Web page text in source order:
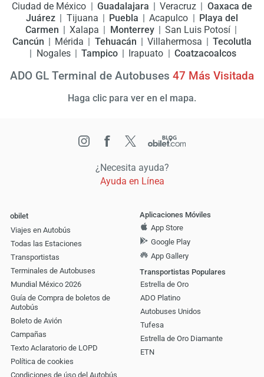
Ciudad de México Guadalajara Veracruz
Oaxaca de
Juárez
Tijuana Puebla Acapulco
Playa del
Carmen
Xalapa Monterrey
San Luis Potosí
Cancún
Mérida Tehuacán Villahermosa
Tecolutla
Nogales
Tampico Irapuato Coatzacoalcos
ADO GL Terminal de Autobuses 47 Más Visitada
Haga clic para ver en el mapa.
¿Necesita ayuda?
Ayuda en Línea
obilet
Viajes en Autobús
Todas las Estaciones
Transportistas
Terminales de Autobuses
Mundial México 2026
Guía de Compra de boletos de
Autobús
Boleto de Avión
Campañas
Texto Aclaratorio de LOPD
Política de cookies
Condiciones de úso del Autobús
Aplicaciones Móviles
App Store
Google Play
App Gallery
Transportistas Populares
Estrella de Oro
ADO Platino
Autobuses Unidos
Tufesa
Estrella de Oro Diamante
ETN